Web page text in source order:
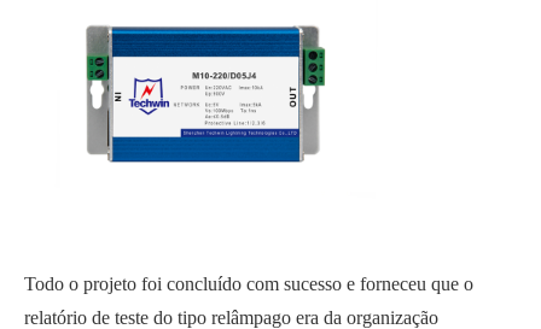
Todo o projeto foi concluído com sucesso e forneceu que o
relatório de teste do tipo relâmpago era da organização